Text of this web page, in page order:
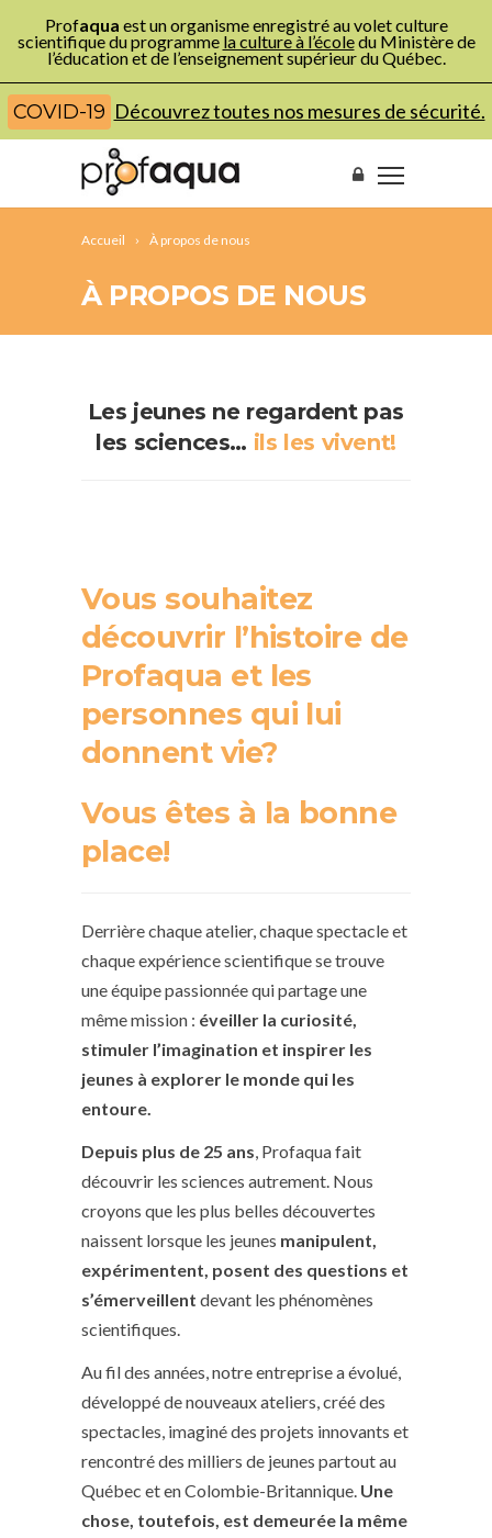
Profaqua est un organisme enregistré au volet culture
scientifique du programme la culture à l’écoledu Ministère de
l’éducation et de l’enseignement supérieur du Québec.
COVID-19 Découvrez toutes nos mesures de sécurité.
Accueil À propos de nous
À PROPOS DE NOUS
Les jeunes ne regardent pas
les sciences… ils les vivent!
Vous souhaitez
découvrir l’histoire de
Profaqua et les
personnes qui lui
donnent vie?
Vous êtes à la bonne
place!
Derrière chaque atelier, chaque spectacle et
chaque expérience scientifique se trouve
une équipe passionnée qui partage une
même mission : éveiller la curiosité,
stimuler l’imagination et inspirer les
jeunes à explorer le monde qui les
entoure.
Depuis plus de 25 ans, Profaqua fait
découvrir les sciences autrement. Nous
croyons que les plus belles découvertes
naissent lorsque les jeunes manipulent,
expérimentent, posent des questions et
s’émerveillent devant les phénomènes
scientifiques.
Au fil des années, notre entreprise a évolué,
développé de nouveaux ateliers, créé des
spectacles, imaginé des projets innovants et
rencontré des milliers de jeunes partout au
Québec et en Colombie-Britannique. Une
chose, toutefois, est demeurée la même